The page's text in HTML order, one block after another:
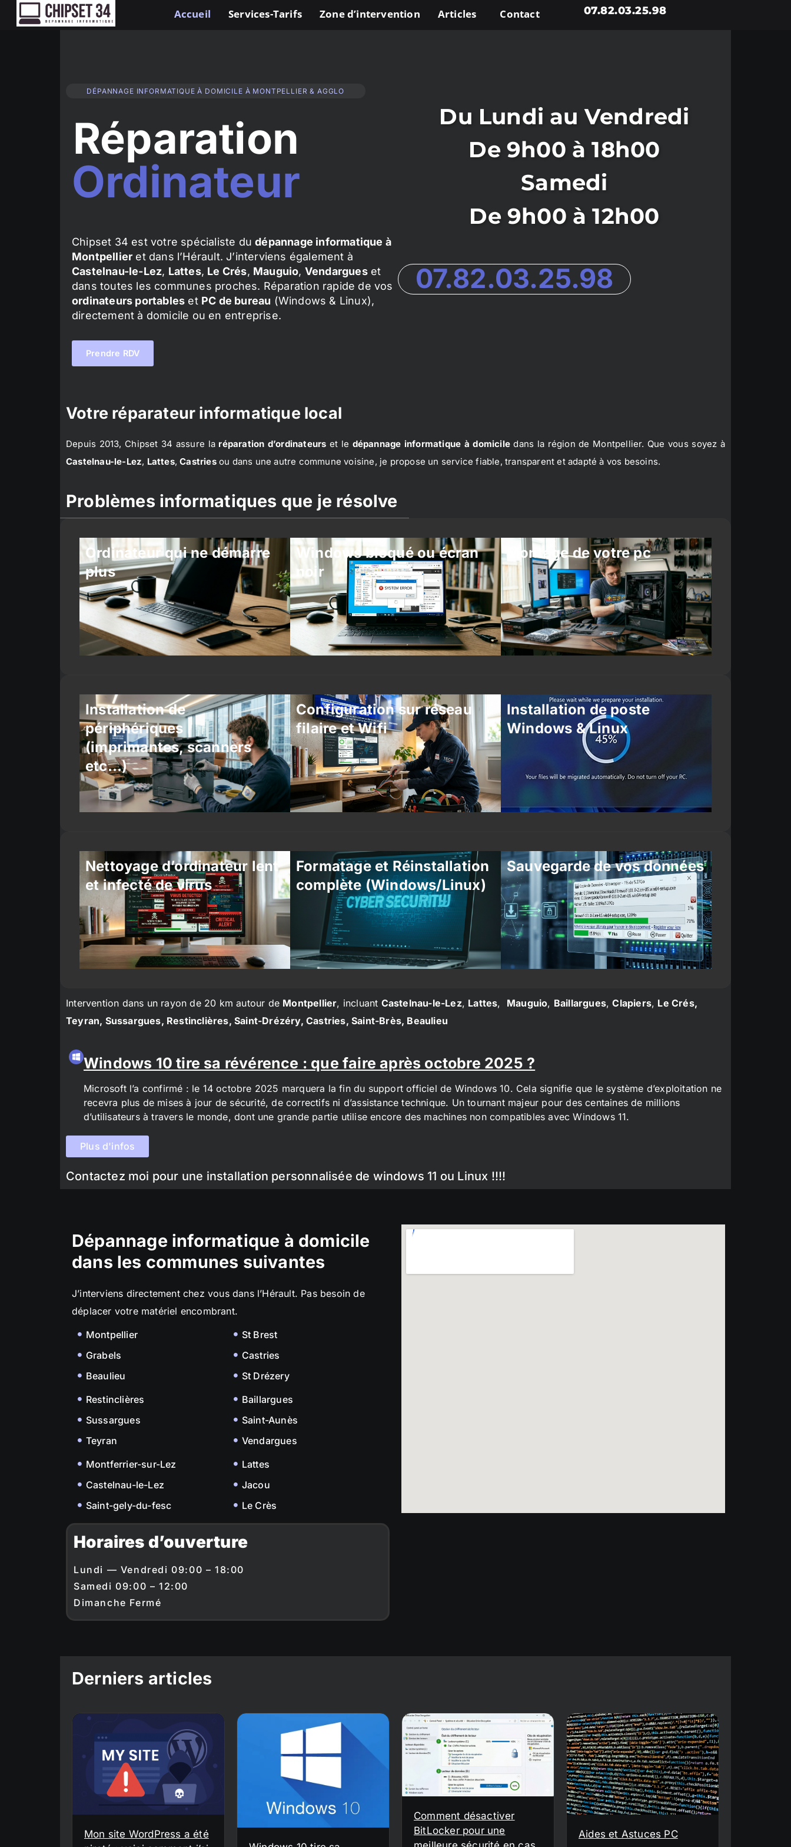
Accueil Services-Tarifs Zone d’intervention Articles Contact 07.82.03.25.98
DÉPANNAGE INFORMATIQUE À DOMICILE À MONTPELLIER & AGGLO
Réparation
Ordinateur
Chipset 34 est votre spécialiste dudépannage informatique à
Montpellier et dans l’Hérault. J’interviens également à
Castelnau-le-Lez, Lattes, Le Crés, Mauguio, Vendargueset
dans toutes les communes proches. Réparation rapide de vos
ordinateurs portables et PC de bureau (Windows & Linux),
directement à domicile ou en entreprise.
Prendre RDV
Du Lundi au Vendredi
De 9h00 à 18h00
Samedi
De 9h00 à 12h00
07.82.03.25.98
Votre réparateur informatique local
Depuis 2013, Chipset 34 assure la réparation d’ordinateurs et le dépannage informatique à domicile dans la région de Montpellier. Que vous soyez à
Castelnau-le-Lez, Lattes,Castriesou dans une autre commune voisine, je propose un service fiable, transparent et adapté à vos besoins.
Problèmes informatiques que je résolve
Ordinateur qui ne démarre
plus
Windows bloqué ou écran
noir
Montage de votre pc
Installation de
périphériques
(imprimantes, scanners
etc…)
Configuration sur réseau
filaire et Wifi
Installation de poste
Windows & Linux
Nettoyage d’ordinateur lent
et infecté de virus
Formatage et Réinstallation
complète (Windows/Linux)
Sauvegarde de vos données
Intervention dans un rayon de 20 km autour de Montpellier, incluant Castelnau-le-Lez, Lattes, Mauguio, Baillargues,Clapiers, Le Crés,
Teyran, Sussargues, Restinclières, Saint-Drézéry, Castries, Saint-Brès, Beaulieu
Windows 10 tire sa révérence : que faire après octobre 2025 ?
Microsoft l’a confirmé : le 14 octobre 2025 marquera la fin du support officiel de Windows 10. Cela signifie que le système d’exploitation ne
recevra plus de mises à jour de sécurité, de correctifs ni d’assistance technique. Un tournant majeur pour des centaines de millions
d’utilisateurs à travers le monde, dont une grande partie utilise encore des machines non compatibles avec Windows 11.
Plus d'infos
Contactez moi pour une installation personnalisée de windows 11 ou Linux !!!!
Dépannage informatique à domicile
dans les communes suivantes
J’interviens directement chez vous dans l’Hérault. Pas besoin de
déplacer votre matériel encombrant.
Montpellier
Grabels
Beaulieu
St Brest
Castries
St Drézery
Restinclières
Sussargues
Teyran
Baillargues
Saint-Aunès
Vendargues
Montferrier-sur-Lez
Castelnau-le-Lez
Saint-gely-du-fesc
Lattes
Jacou
Le Crès
Horaires d’ouverture
Lundi — Vendredi 09:00 – 18:00
Samedi 09:00 – 12:00
Dimanche Fermé
Derniers articles
Mon site WordPress a été
Comment désactiver
BitLocker pour une
Aides et Astuces PC